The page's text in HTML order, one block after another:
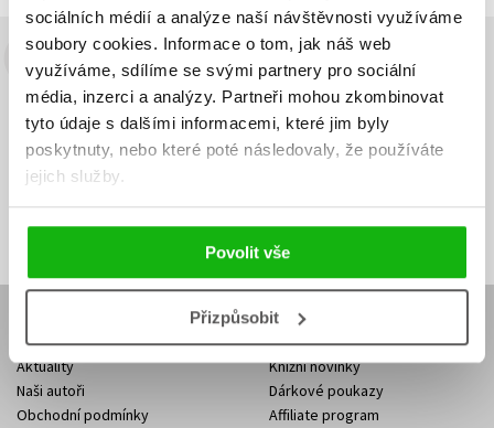
sociálních médií a analýze naší návštěvnosti využíváme
soubory cookies. Informace o tom, jak náš web
využíváme, sdílíme se svými partnery pro sociální
média, inzerci a analýzy. Partneři mohou zkombinovat
tyto údaje s dalšími informacemi, které jim byly
poskytnuty, nebo které poté následovaly, že používáte
jejich služby.
Povolit vše
Přizpůsobit
Budete to vědět jako první!
Zajímá Vás, jaký knižní hit právě vychází, na jaké zboží je výhodná
sleva, jaká běží soutěž o ceny? Přihlášením k odběru našich e-
mailových novineksouhlasíte se zpracováním osobních údajů.
mailová
adresa
mailová
adresa
Vaše e-mailová adresa Přihlásit se
Aktuality
Naši autoři
Obchodní podmínky
Knižní novinky
Dárkové poukazy
Affiliate program